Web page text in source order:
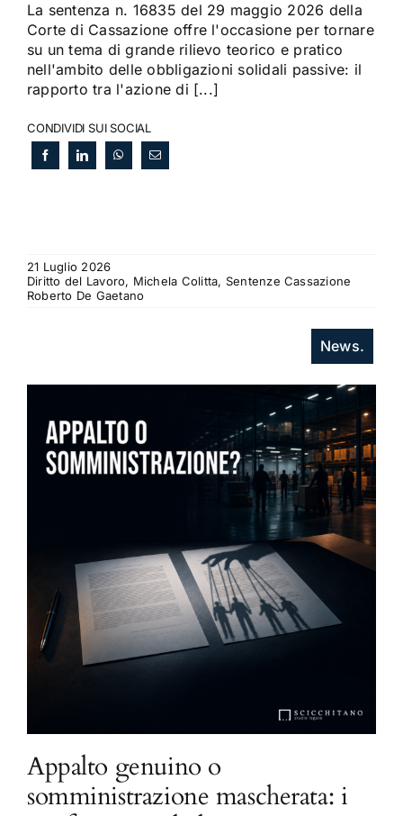
La sentenza n. 16835 del 29 maggio 2026 della
Corte di Cassazione offre l'occasione per tornare
su un tema di grande rilievo teorico e pratico
nell'ambito delle obbligazioni solidali passive: il
rapporto tra l'azione di [...]
CONDIVIDI SUI SOCIAL
21 Luglio 2026
Diritto del Lavoro, Michela Colitta, Sentenze Cassazione
Roberto De Gaetano
News.
Appalto genuino o
somministrazione mascherata: i